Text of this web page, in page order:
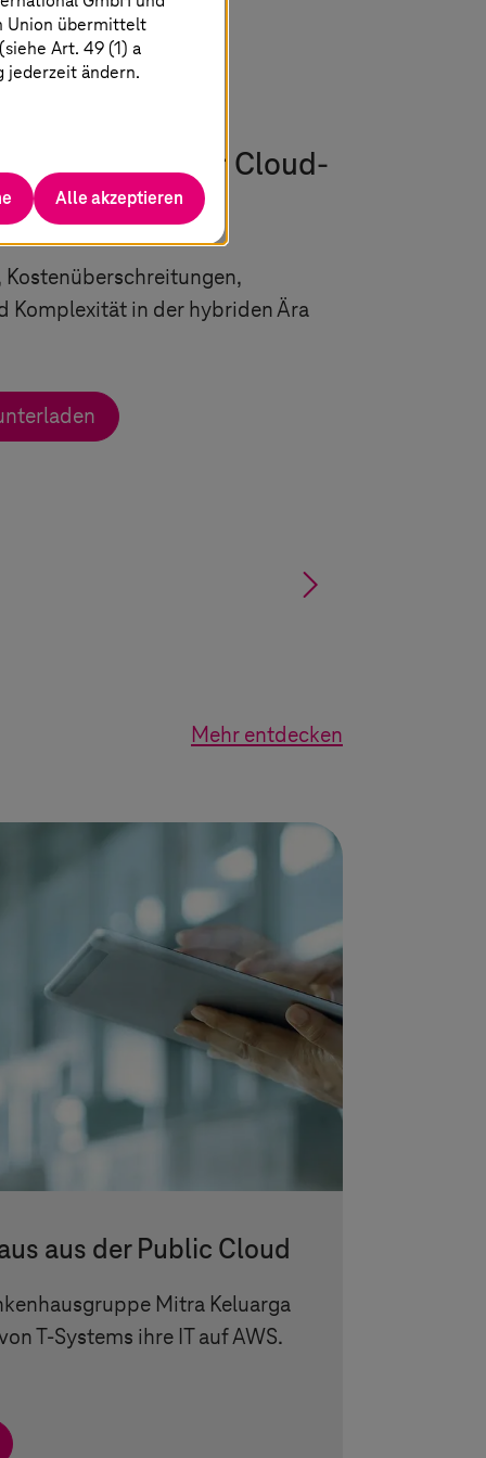
der Cloud-
Komplexität in der hybriden Ära
§
Mehr entdecken
aus der Public Cloud
Mitra Keluarga
T-Systems ihre IT auf AWS.
Union übermittelt
Art. 49 (1) a
jederzeit ändern.
Alle akzeptieren